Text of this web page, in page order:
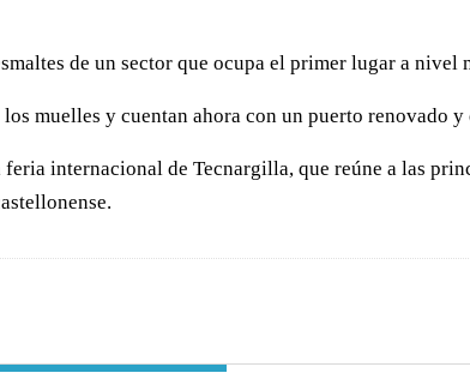
de un sector que ocupa el primer lugar a nivel
muelles y cuentan ahora con un puerto renovado y
internacional de Tecnargilla, que reúne a las